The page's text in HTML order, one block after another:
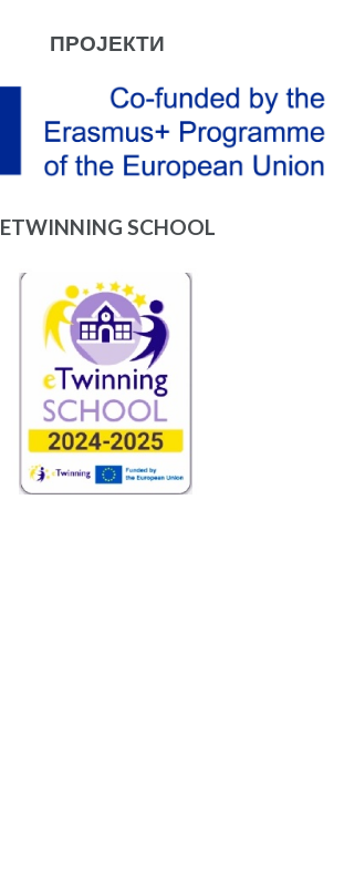
ПРОЈЕКТИ
ETWINNING SCHOOL